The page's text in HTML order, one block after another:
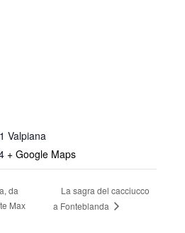
Valpiana
+ Google Maps
da
Max
La sagra del cacciucco
a Fonteblanda